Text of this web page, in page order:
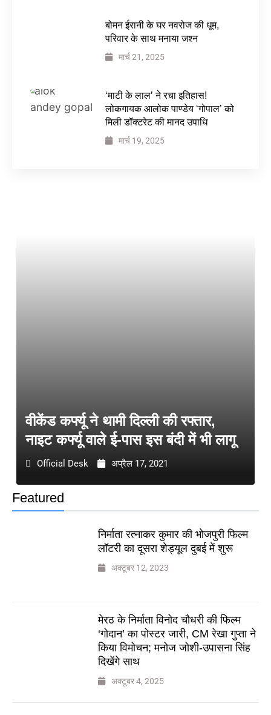
बोमन ईरानी के घर नवरोज की धूम,
परिवार के साथ मनाया जश्न
मार्च 21, 2025
‘माटी के लाल’ ने रचा इतिहास!
लोकगायक आलोक पाण्डेय ‘गोपाल’ को
मिली डॉक्टरेट की मानद उपाधि
मार्च 19, 2025
Featured
निर्माता रत्नाकर कुमार की भोजपुरी फिल्म
लॉटरी का दूसरा शेड्यूल दुबई में शुरू
अक्टूबर 12, 2023
मेरठ के निर्माता विनोद चौधरी की फिल्म
‘गोदान’ का पोस्टर जारी, CM रेखा गुप्ता ने
किया विमोचन; मनोज जोशी-उपासना सिंह
दिखेंगे साथ
अक्टूबर 4, 2025
वीकेंड कर्फ्यू ने थामी दिल्ली की रफ्तार,
नाइट कर्फ्यू वाले ई-पास इस बंदी में भी लागू
Official Desk अप्रैल 17, 2021